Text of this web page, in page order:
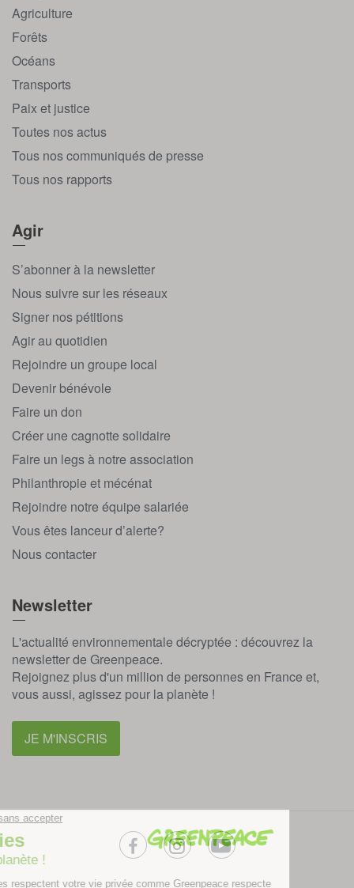
Agriculture
Forêts
Océans
Transports
Paix et justice
Toutes nos actus
Tous nos communiqués de presse
Tous nos rapports
Agir
S’abonner à la newsletter
Nous suivre sur les réseaux
Signer nos pétitions
Agir au quotidien
Rejoindre un groupe local
Devenir bénévole
Faire un don
Créer une cagnotte solidaire
Faire un legs à notre association
Philanthropie et mécénat
Rejoindre notre équipe salariée
Vous êtes lanceur d’alerte?
Nous contacter
Newsletter
L'actualité environnementale décryptée : découvrez la
newsletter de Greenpeace.
Rejoignez plus d'un million de personnes en France et,
vous aussi, agissez pour la planète !
JE M'INSCRIS
facebookinstagramyoutube